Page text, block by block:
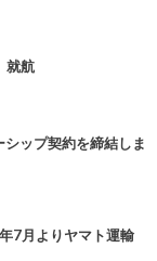
就航
ップ契約を締結しま
7月よりヤマト運輸